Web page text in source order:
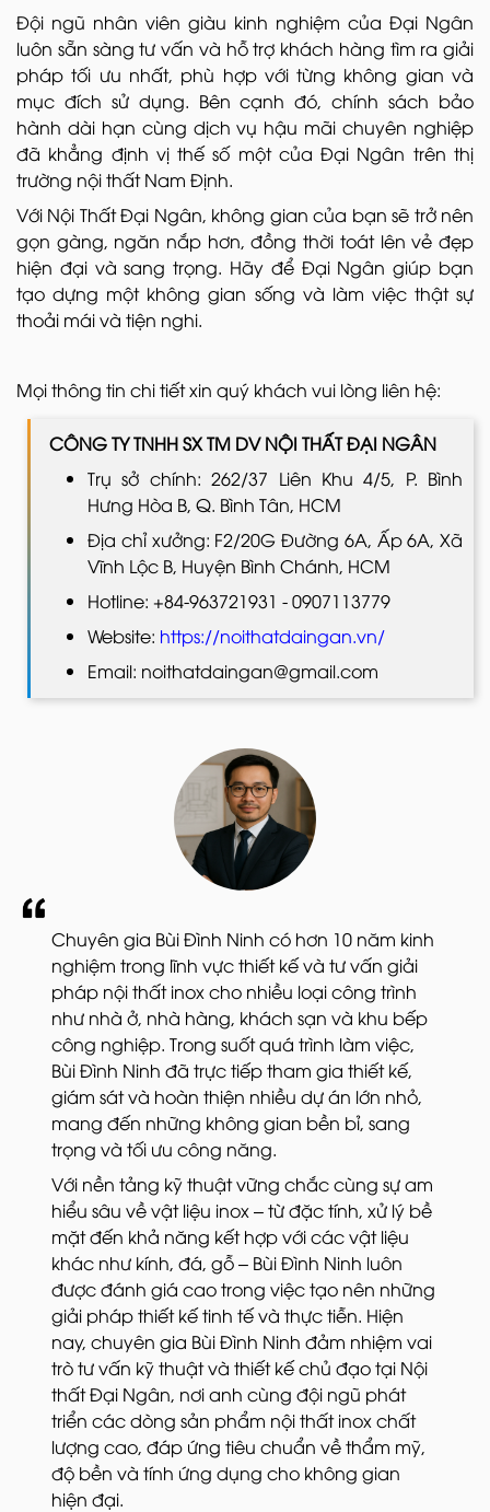
Đội ngũ nhân viên giàu kinh nghiệm của Đại Ngân
luôn sẵn sàng tư vấn và hỗ trợ khách hàng tìm ra giải
pháp tối ưu nhất, phù hợp với từng không gian và
mục đích sử dụng. Bên cạnh đó, chính sách bảo
hành dài hạn cùng dịch vụ hậu mãi chuyên nghiệp
đã khẳng định vị thế số một của Đại Ngân trên thị
trường nội thất Nam Định.
Với Nội Thất Đại Ngân, không gian của bạn sẽ trở nên
gọn gàng, ngăn nắp hơn, đồng thời toát lên vẻ đẹp
hiện đại và sang trọng. Hãy để Đại Ngân giúp bạn
tạo dựng một không gian sống và làm việc thật sự
thoải mái và tiện nghi.
Mọi thông tin chi tiết xin quý khách vui lòng liên hệ:
CÔNG TY TNHH SX TM DV NỘI THẤT ĐẠI NGÂN
Trụ sở chính: 262/37 Liên Khu 4/5, P. Bình
Hưng Hòa B, Q. Bình Tân, HCM
Địa chỉ xưởng: F2/20G Đường 6A, Ấp 6A, Xã
Vĩnh Lộc B, Huyện Bình Chánh, HCM
Hotline: +84-963721931 - 0907113779
Website: https://noithatdaingan.vn/
Email: noithatdaingan@gmail.com
Chuyên gia Bùi Đình Ninh có hơn 10 năm kinh
nghiệm trong lĩnh vực thiết kế và tư vấn giải
pháp nội thất inox cho nhiều loại công trình
như nhà ở, nhà hàng, khách sạn và khu bếp
công nghiệp. Trong suốt quá trình làm việc,
Bùi Đình Ninh đã trực tiếp tham gia thiết kế,
giám sát và hoàn thiện nhiều dự án lớn nhỏ,
mang đến những không gian bền bỉ, sang
trọng và tối ưu công năng.
Với nền tảng kỹ thuật vững chắc cùng sự am
hiểu sâu về vật liệu inox – từ đặc tính, xử lý bề
mặt đến khả năng kết hợp với các vật liệu
khác như kính, đá, gỗ – Bùi Đình Ninh luôn
được đánh giá cao trong việc tạo nên những
giải pháp thiết kế tinh tế và thực tiễn. Hiện
nay, chuyên gia Bùi Đình Ninh đảm nhiệm vai
trò tư vấn kỹ thuật và thiết kế chủ đạo tại Nội
thất Đại Ngân, nơi anh cùng đội ngũ phát
triển các dòng sản phẩm nội thất inox chất
lượng cao, đáp ứng tiêu chuẩn về thẩm mỹ,
độ bền và tính ứng dụng cho không gian
hiện đại.